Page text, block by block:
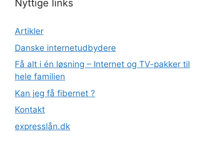
Nyttige links
Artikler
Danske internetudbydere
Få alt i én løsning – Internet og TV-pakker til
hele familien
Kan jeg få fibernet ?
Kontakt
expresslån.dk